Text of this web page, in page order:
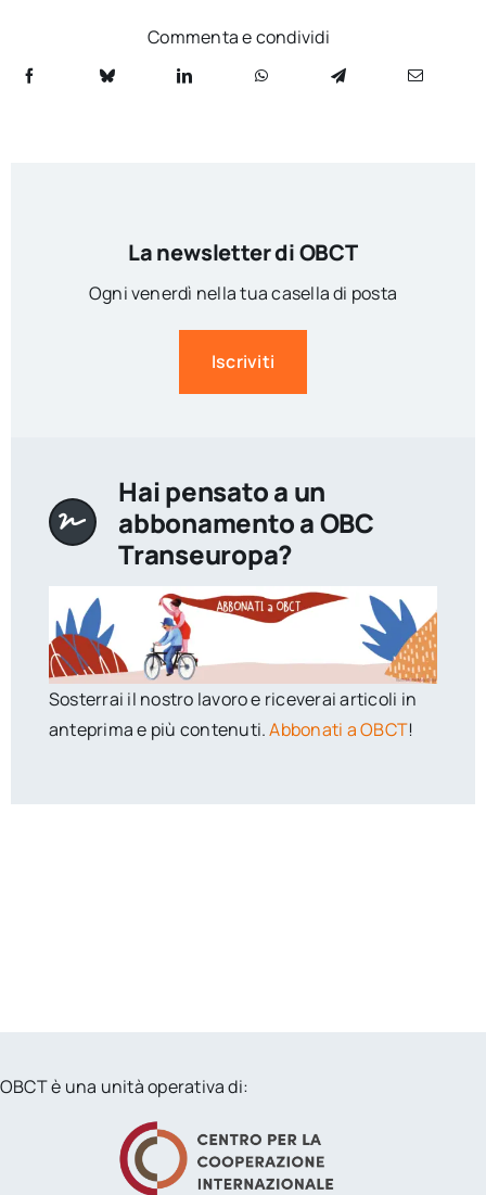
Commenta e condividi
La newsletter di OBCT
Ogni venerdì nella tua casella di posta
Iscriviti
Hai pensato a un
abbonamento a OBC
Transeuropa?
Sosterrai il nostro lavoro e riceverai articoli in
anteprima e più contenuti.Abbonati a OBCT!
OBCT è una unità operativa di: